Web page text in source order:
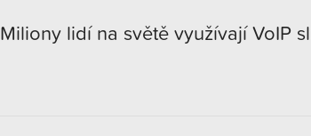
Miliony lidí na světě využívají VoIP